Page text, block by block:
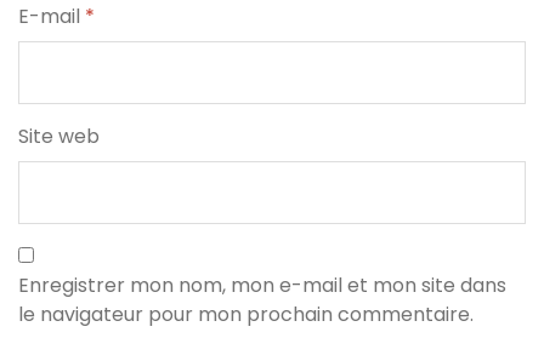
E-mail *
Site web
Enregistrer mon nom, mon e-mail et mon site dans
le navigateur pour mon prochain commentaire.